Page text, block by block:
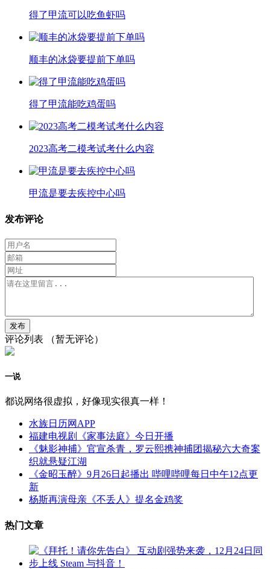
得了甲流可以吃鱼虾吗
顺丰的冰袋要提前下单吗
得了甲流能吃鸡蛋吗
2023高考二模考试考什么内容
甲流是要去疾控中心吗
发布评论
评论列表 （暂无评论）
一说
都说网络很虚拟，好像现实很真一样！
水族日历网APP
福建电视剧《家事法庭》今日开播
《魅影神捕》官宣杀青，罗云熙携神捕团揭秘六大奇案
织就悬疑江湖
《金昭玉醉》9月26日起播出 哔哩哔哩每日中午12点更
新
杨斯再演母亲《不丢人》提名金鸡奖
热门文章